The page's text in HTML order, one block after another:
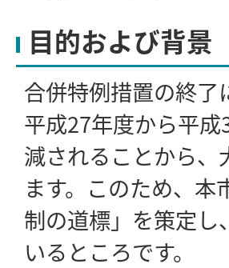
目的および背景
合併特例措置の終
平成27年度から平
減されることから
ます。このため、
制の道標」を策定
いるところです。